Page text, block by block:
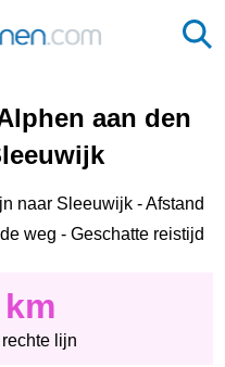
aan den
naar Sleeuwijk - Afstand
weg - Geschatte reistijd
lijn